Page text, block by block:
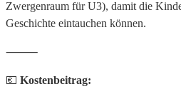
Zwergenraum für U3), damit die
Geschichte eintauchen können.
⸻
💶 Kostenbeitrag: